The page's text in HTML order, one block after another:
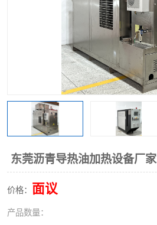
东莞沥青导热油加热设备厂家
价格： 面议
产品数量：